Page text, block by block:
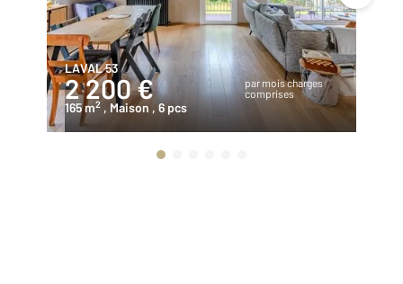
LAVAL 53
2 200 €
par mois charges
comprises
165 m2 , Maison , 6 pcs